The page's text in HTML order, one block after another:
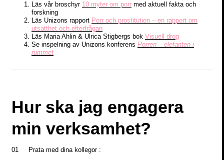
Läs vår broschyr 10 myter om porr med aktuell fakta och
forskning
Läs Unizons rapport Porr och prostitution – en rapport om
utsatthet och efterfrågan
Läs Maria Ahlin & Ulrica Stigbergs bok Visuell drog
Se inspelning av Unizons konferens Porren – elefanten i
rummet
Hur ska jag engagera
min verksamhet?
01 Prata med dina kollegor :